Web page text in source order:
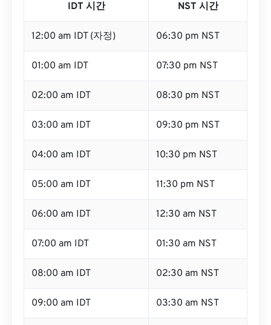
IDT 시간 NST 시간
12:00 am IDT (자정) 06:30 pm NST
01:00 am IDT 07:30 pm NST
02:00 am IDT 08:30 pm NST
03:00 am IDT 09:30 pm NST
04:00 am IDT 10:30 pm NST
05:00 am IDT 11:30 pm NST
06:00 am IDT 12:30 am NST
07:00 am IDT 01:30 am NST
08:00 am IDT 02:30 am NST
09:00 am IDT 03:30 am NST